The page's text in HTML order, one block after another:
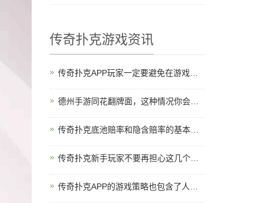
传奇扑克游戏资讯
传奇扑克APP玩家一定要避免在游戏中上头
德州手游同花翻牌面，这种情况你会怎么打？
传奇扑克底池赔率和隐含赔率的基本原理
传奇扑克新手玩家不要再担心这几个问题